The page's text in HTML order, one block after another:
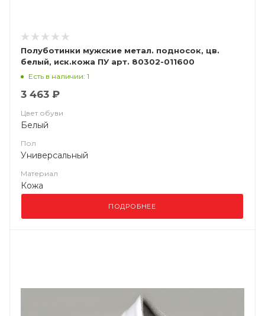
Полуботинки мужские метал. подносок, цв.
белый, иск.кожа ПУ арт. 80302-011600
Есть в наличии: 1
3 463 ₽
Цвет обуви
Белый
Пол
Универсальный
Материал
Кожа
ПОДРОБНЕЕ